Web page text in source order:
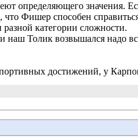
определяющего значения.
Фишер способен
категории сложности.
наш Толик возвышался надо
достижений, у